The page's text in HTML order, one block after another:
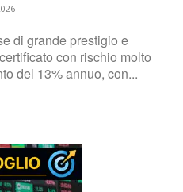
di grande prestigio e
con rischio molto
del 13% annuo, con...